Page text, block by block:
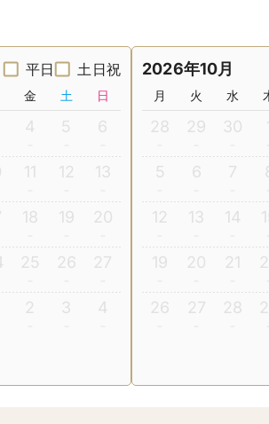
平日 土日祝
金 土 日
4 5 6
11 12 13
18 19 20
25 26 27
2 3 4
2026年10月
月 火 水
28 29 30 1
5 6 7
12 13 14
19 20 21
26 27 28